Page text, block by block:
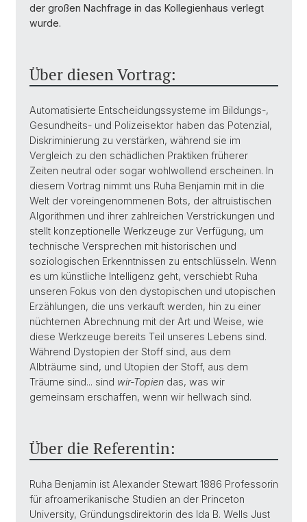
der großen Nachfrage in das Kollegienhaus verlegt
wurde.
Über diesen Vortrag:
Automatisierte Entscheidungssysteme im Bildungs-,
Gesundheits- und Polizeisektor haben das Potenzial,
Diskriminierung zu verstärken, während sie im
Vergleich zu den schädlichen Praktiken früherer
Zeiten neutral oder sogar wohlwollend erscheinen. In
diesem Vortrag nimmt uns Ruha Benjamin mit in die
Welt der voreingenommenen Bots, der altruistischen
Algorithmen und ihrer zahlreichen Verstrickungen und
stellt konzeptionelle Werkzeuge zur Verfügung, um
technische Versprechen mit historischen und
soziologischen Erkenntnissen zu entschlüsseln. Wenn
es um künstliche Intelligenz geht, verschiebt Ruha
unseren Fokus von den dystopischen und utopischen
Erzählungen, die uns verkauft werden, hin zu einer
nüchternen Abrechnung mit der Art und Weise, wie
diese Werkzeuge bereits Teil unseres Lebens sind.
Während Dystopien der Stoff sind, aus dem
Albträume sind, und Utopien der Stoff, aus dem
Träume sind... sind wir-Topien das, was wir
gemeinsam erschaffen, wenn wir hellwach sind.
Über die Referentin:
Ruha Benjamin ist Alexander Stewart 1886 Professorin
für afroamerikanische Studien an der Princeton
University, Gründungsdirektorin des Ida B. Wells Just